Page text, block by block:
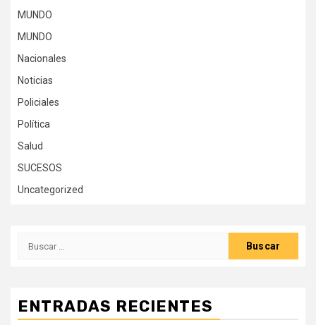
MUNDO
MUNDO
Nacionales
Noticias
Policiales
Política
Salud
SUCESOS
Uncategorized
Buscar:
ENTRADAS RECIENTES